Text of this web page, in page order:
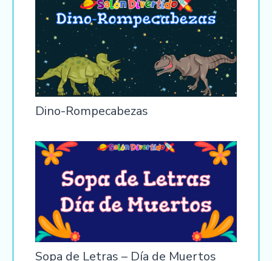
Dino-Rompecabezas
Sopa de Letras – Día de Muertos